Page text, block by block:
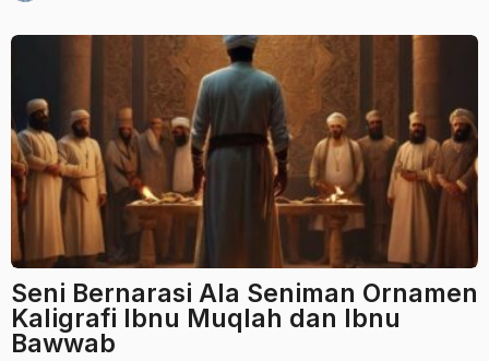
h
n
a
g
o
Seni Bernarasi Ala Seniman Ornamen
Kaligrafi Ibnu Muqlah dan Ibnu
Bawwab